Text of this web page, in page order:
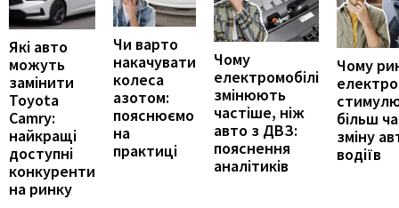
Які авто
можуть
замінити
Toyota
Camry:
найкращі
доступні
конкуренти
на ринку
Чи варто
накачувати
колеса
азотом:
пояснюємо
на
практиці
Чому
електромобілі
змінюють
частіше, ніж
авто з ДВЗ:
пояснення
аналітиків
Чому
більш
зміну
водіїв